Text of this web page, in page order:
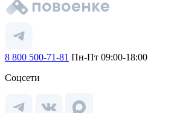
8 800 500-71-81 Пн-Пт 09:00-18:00
Соцсети